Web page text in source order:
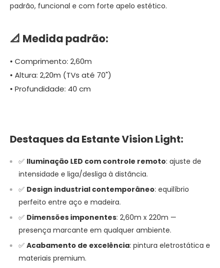
padrão, funcional e com forte apelo estético.
📐 Medida padrão:
• Comprimento: 2,60m
• Altura: 2,20m (TVs até 70")
• Profundidade: 40 cm
Destaques da Estante Vision Light:
✅ Iluminação LED com controle remoto: ajuste de
intensidade e liga/desliga à distância.
✅ Design industrial contemporâneo: equilíbrio
perfeito entre aço e madeira.
✅ Dimensões imponentes: 2,60m x 220m —
presença marcante em qualquer ambiente.
✅ Acabamento de excelência: pintura eletrostática e
materiais premium.